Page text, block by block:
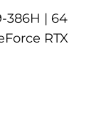
386H | 64
RTX